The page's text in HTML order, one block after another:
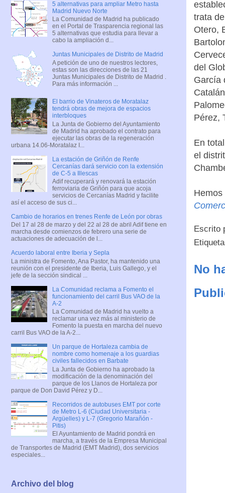
trata
Otero,
del
García
Pérez,
En
el
Escrito
No
5 alternativas para ampliar Metro hasta
Madrid Nuevo Norte
La Comunidad de Madrid ha publicado
en el Portal de Trasparencia regional las
5 alternativas que estudia para llevar a
cabo la ampliación d...
Juntas Municipales de Distrito de Madrid
A petición de uno de nuestros lectores,
estas son las direcciones de las 21
Juntas Municipales de Distrito de Madrid .
Para más información ...
El barrio de Vinateros de Moratalaz
tendrá obras de mejora de espacios
interbloques
La Junta de Gobierno del Ayuntamiento
de Madrid ha aprobado el contrato para
ejecutar las obras de la regeneración
urbana 14.06-Moratalaz I...
La estación de Griñón de Renfe
Cercanías dará servicio con la extensión
de C-5 a Illescas
Adif recuperará y renovará la estación
ferroviaria de Griñón para que acoja
servicios de Cercanías Madrid y facilite
así el acceso de sus ci...
Cambio de horarios en trenes Renfe de León por obras
Del 17 al 28 de marzo y del 22 al 28 de abril Adif tiene en
marcha desde comienzos de febrero una serie de
actuaciones de adecuación de l...
Acuerdo laboral entre Iberia y Sepla
La ministra de Fomento, Ana Pastor, ha mantenido una
reunión con el presidente de Iberia, Luis Gallego, y el
jefe de la sección sindical ...
La Comunidad reclama a Fomento el
funcionamiento del carril Bus VAO de la
A-2
La Comunidad de Madrid ha vuelto a
reclamar una vez más al ministerio de
Fomento la puesta en marcha del nuevo
carril Bus VAO de la A-2...
Un parque de Hortaleza cambia de
nombre como homenaje a los guardias
civiles fallecidos en Barbate
La Junta de Gobierno ha aprobado la
modificación de la denominación del
parque de los Llanos de Hortaleza por
parque de Don David Pérez y D...
Recorridos de autobuses EMT por corte
de Metro L-6 (Ciudad Universitaria -
Argüelles) y L-7 (Gregorio Marañón -
Pitis)
El Ayuntamiento de Madrid pondrá en
marcha, a través de la Empresa Municipal
de Transportes de Madrid (EMT Madrid), dos servicios
especiales...
Archivo del blog